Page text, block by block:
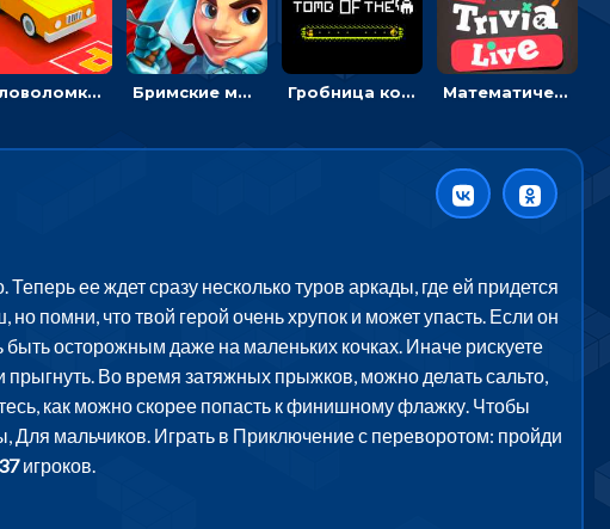
Головоломка Парк-стоянка: рисовать линии, чтобы парковать машины Бримские мечи: бежать через преграды, бить врагов и собирать монеты Гробница кота: искать выход в лабиринте, собирая золото Математическая викторина мультиплеер: решать примеры на время
ее ждет сразу несколько туров аркады, где ей придется
помни, что твой герой очень хрупок и может упасть. Если он
быть осторожным даже на маленьких кочках. Иначе рискуете
Во время затяжных прыжков, можно делать сальто,
как можно скорее попасть к финишному флажку. Чтобы
мальчиков. Играть в Приключение с переворотом: пройди
37игроков.